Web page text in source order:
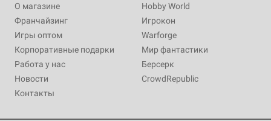
О магазине
Франчайзинг
Игры оптом
Корпоративные подарки
Работа у нас
Новости
Контакты
Hobby World
Игрокон
Warforge
Мир фантастики
Берсерк
CrowdRepublic